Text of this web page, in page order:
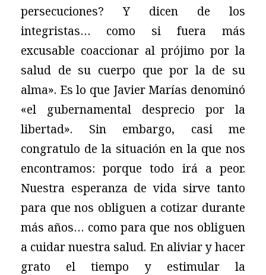
persecuciones? Y dicen de los
integristas… como si fuera más
excusable coaccionar al prójimo por la
salud de su cuerpo que por la de su
alma». Es lo que Javier Marías denominó
«el gubernamental desprecio por la
libertad». Sin embargo, casi me
congratulo de la situación en la que nos
encontramos: porque todo irá a peor.
Nuestra esperanza de vida sirve tanto
para que nos obliguen a cotizar durante
más años… como para que nos obliguen
a cuidar nuestra salud. En aliviar y hacer
grato el tiempo y estimular la